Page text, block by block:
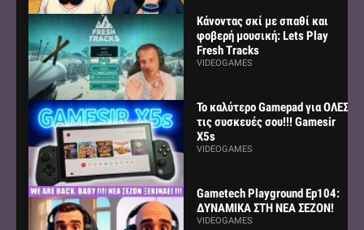
Κάνοντας σκί με σπαθί και
φοβερή μουσική: Lets Play
Fresh Tracks
VIDEOGAMES
Το καλύτερο Gamepad για ΟΛΕΣ
τις συσκευές σου!!! Gamesir
X5s
VIDEOGAMES
Gametech Playground Ep104:
ΔΥΝΑΜΙΚΑ ΣΤΗ ΝΕΑ ΣΕΖΟΝ!
VIDEOGAMES